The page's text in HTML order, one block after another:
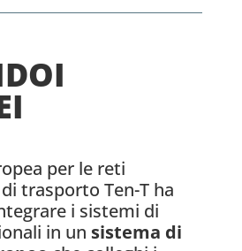
per le reti
trasporto Ten-T ha
i sistemi di
in un sistema di